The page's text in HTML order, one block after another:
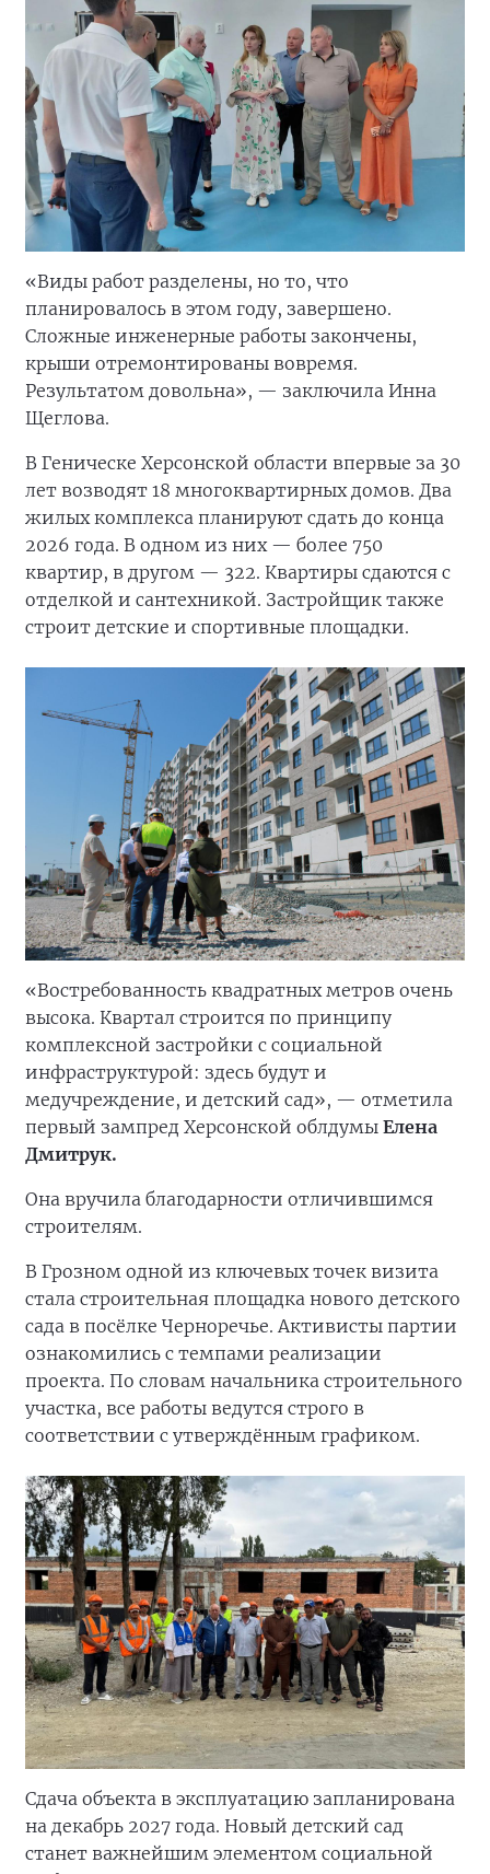
«Виды работ разделены, но то, что
планировалось в этом году, завершено.
Сложные инженерные работы закончены,
крыши отремонтированы вовремя.
Результатом довольна», — заключила Инна
Щеглова.
В Геническе Херсонской области впервые за 30
лет возводят 18 многоквартирных домов. Два
жилых комплекса планируют сдать до конца
2026 года. В одном из них — более 750
квартир, в другом — 322. Квартиры сдаются с
отделкой и сантехникой. Застройщик также
строит детские и спортивные площадки.
«Востребованность квадратных метров очень
высока. Квартал строится по принципу
комплексной застройки с социальной
инфраструктурой: здесь будут и
медучреждение, и детский сад», — отметила
первый зампред Херсонской облдумы Елена
Дмитрук.
Она вручила благодарности отличившимся
строителям.
В Грозном одной из ключевых точек визита
стала строительная площадка нового детского
сада в посёлке Черноречье. Активисты партии
ознакомились с темпами реализации
проекта. По словам начальника строительного
участка, все работы ведутся строго в
соответствии с утверждённым графиком.
Сдача объекта в эксплуатацию запланирована
на декабрь 2027 года. Новый детский сад
станет важнейшим элементом социальной